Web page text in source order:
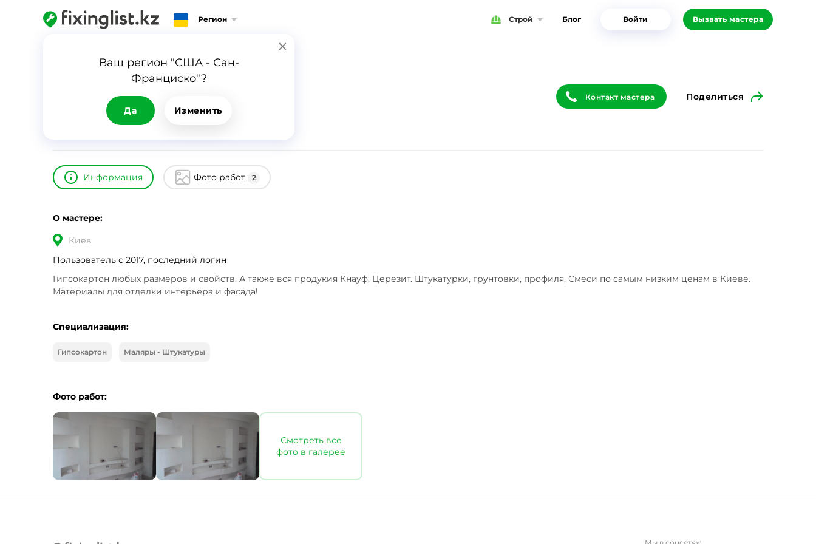
Регион Строй Блог Войти Вызвать мастера
Ваш регион "США - Сан-
Франциско"?
Да Изменить
Илья 21
Контакт мастера Поделиться
Информация Фото работ 2
О мастере:
Киев
Пользователь с 2017, последний логин
Гипсокартон любых размеров и свойств. А также вся продукия Кнауф, Церезит. Штукатурки, грунтовки, профиля, Смеси по самым низким ценам в Киеве.
Материалы для отделки интерьера и фасада!
Специализация:
Гипсокартон Маляры - Штукатуры
Фото работ:
Смотреть все
фото в галерее